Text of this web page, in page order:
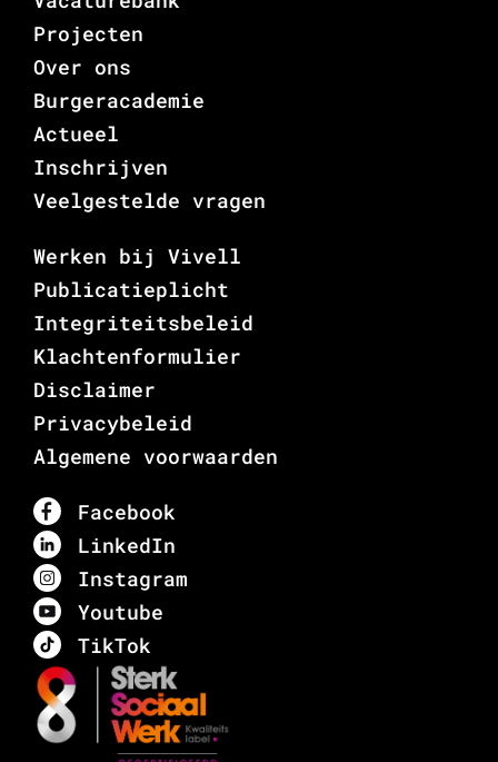
Projecten
Over ons
Burgeracademie
Actueel
Inschrijven
Veelgestelde vragen
Werken bij Vivell
Publicatieplicht
Integriteitsbeleid
Klachtenformulier
Disclaimer
Privacybeleid
Algemene voorwaarden
Facebook
LinkedIn
Instagram
Youtube
TikTok